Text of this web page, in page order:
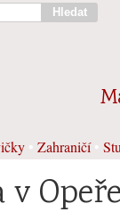
Hledat
Zahraničí•